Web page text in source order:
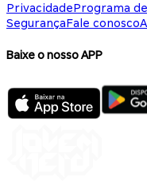
PrivacidadePrograma
SegurançaFale conosco
Baixe o nosso APP